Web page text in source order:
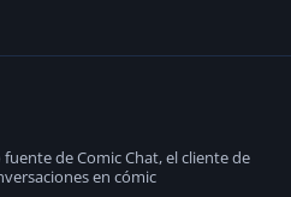
de Comic Chat, el cliente de
en cómic